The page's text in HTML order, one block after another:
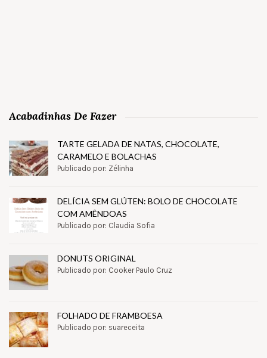
Acabadinhas De Fazer
TARTE GELADA DE NATAS, CHOCOLATE,
CARAMELO E BOLACHAS
Publicado por: Zélinha
DELÍCIA SEM GLÚTEN: BOLO DE CHOCOLATE
COM AMÊNDOAS
Publicado por: Claudia Sofia
DONUTS ORIGINAL
Publicado por: Cooker Paulo Cruz
FOLHADO DE FRAMBOESA
Publicado por: suareceita